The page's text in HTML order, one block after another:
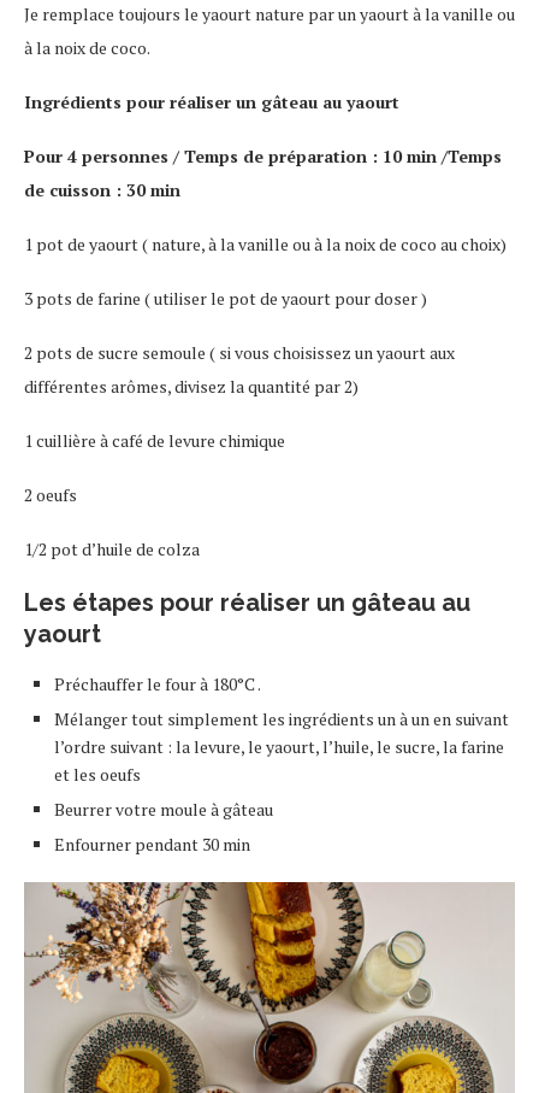
Je remplace toujours le yaourt nature par un yaourt à la vanille ou
à la noix de coco.
Ingrédients pour réaliser un gâteau au yaourt
Pour 4 personnes / Temps de préparation : 10 min /Temps
de cuisson : 30 min
1 pot de yaourt ( nature, à la vanille ou à la noix de coco au choix)
3 pots de farine ( utiliser le pot de yaourt pour doser )
2 pots de sucre semoule ( si vous choisissez un yaourt aux
différentes arômes, divisez la quantité par 2)
1 cuillière à café de levure chimique
2 oeufs
1/2 pot d’huile de colza
Les étapes pour réaliser un gâteau au
yaourt
Préchauffer le four à 180°C .
Mélanger tout simplement les ingrédients un à un en suivant
l’ordre suivant : la levure, le yaourt, l’huile, le sucre, la farine
et les oeufs
Beurrer votre moule à gâteau
Enfourner pendant 30 min